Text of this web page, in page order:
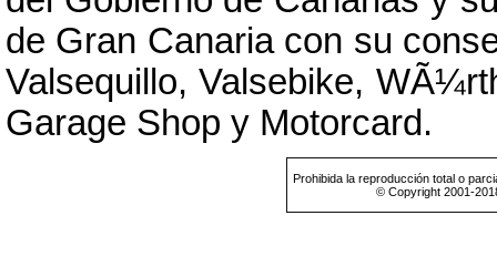
de Gran Canaria con su
Valsequillo, Valsebike,
Garage Shop y Motorcard.
Prohibida la reproducción total o
© Copyright 2001-